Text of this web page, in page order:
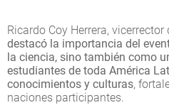
Ricardo Coy Herrera, vicerrector
destacó la importancia del
la ciencia, sino también como
estudiantes de toda América
conocimientos y culturas,
naciones participantes.